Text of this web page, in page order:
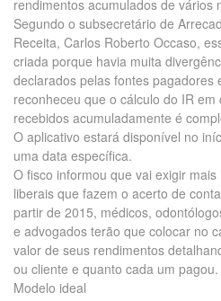
rendimentos acumulados de vários
Segundo o subsecretário de
Receita, Carlos Roberto Occaso,
criada porque havia muita
declarados pelas fontes pagadores
reconheceu que o cálculo do IR
recebidos acumuladamente é
O aplicativo estará disponível no
uma data específica.
O fisco informou que vai exigir
liberais que fazem o acerto de
partir de 2015, médicos,
e advogados terão que colocar no
valor de seus rendimentos
ou cliente e quanto cada um pagou.
Modelo ideal